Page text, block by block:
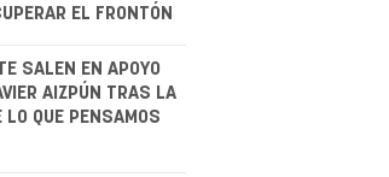
EL FRONTÓN
SALEN EN APOYO
AIZPÚN TRAS LA
LO QUE PENSAMOS